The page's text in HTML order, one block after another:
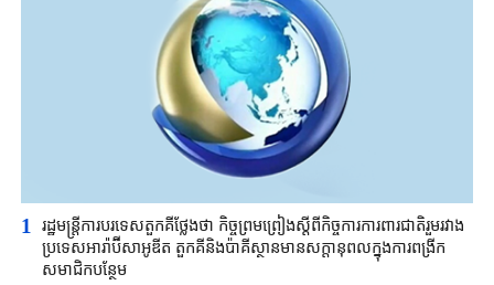
1
រដ្ឋមន្ត្រី​ការបរទេស​តួកគីថ្លែងថា ​កិច្ចព្រមព្រៀងស្តីពី​កិច្ចការការពារ​ជាតិរួមរវាង​
ប្រទេស​អា​រ៉ាប៊ី​សាអូឌីត តួកគី​និងប៉ាគីស្ថាន​មានសក្តានុពល​ក្នុងការពង្រីក​
សមាជិកបន្ថែម​